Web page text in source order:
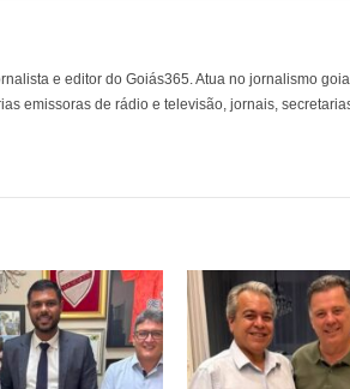
e editor do Goiás365. Atua no jornalismo
emissoras de rádio e televisão, jornais,